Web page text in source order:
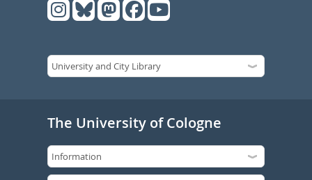
The University of Cologne